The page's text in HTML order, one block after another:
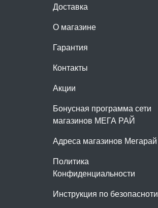
Доставка
О магазине
Гарантия
Контакты
Акции
Бонусная программа сети
магазинов МЕГА РАЙ
Адреса магазинов Мегарай
Политика
Конфиденциальности
Инструкция по безопасноти